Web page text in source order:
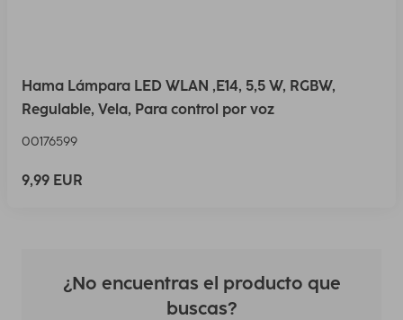
Hama Lámpara LED WLAN ,E14, 5,5 W, RGBW,
Regulable, Vela, Para control por voz
00176599
9,99 EUR
¿No encuentras el producto que
buscas?